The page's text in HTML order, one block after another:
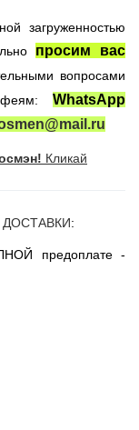
загруженностью
просим вас
вопросами
WhatsApp
Кликай
:
предоплате -